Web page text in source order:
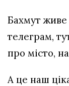
Бахмут живе
телеграм,
про місто,
А це наш